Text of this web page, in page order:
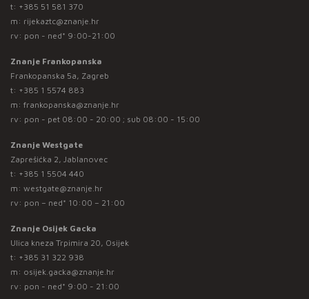
t: +385 51 581 370
m: rijekaztc@znanje.hr
rv: pon - ned* 9:00-21:00
Znanje Frankopanska
Frankopanska 5a, Zagreb
t: +385 1 5574 883
m: frankopanska@znanje.hr
rv: pon - pet 08:00 - 20:00 ; sub 08:00 - 15:00
Znanje Westgate
Zaprešićka 2, Jablanovec
t: +385 1 5504 440
m: westgate@znanje.hr
rv: pon – ned* 10:00 – 21:00
Znanje Osijek Gacka
Ulica kneza Trpimira 20, Osijek
t: +385 31 322 938
m: osijek.gacka@znanje.hr
rv: pon - ned* 9:00 - 21:00